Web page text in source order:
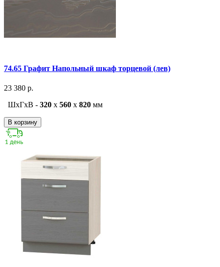
74.65 Графит Напольный шкаф торцевой (лев)
23 380 р.
ШxГxВ - 320 x 560 x 820 мм
В корзину